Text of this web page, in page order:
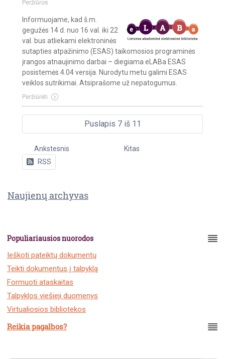
Peržiūros
Informuojame, kad š.m.
gegužės 14 d. nuo 16 val. iki 22
val. bus atliekami elektroninės
sutapties atpažinimo (ESAS) taikomosios programinės
įrangos atnaujinimo darbai – diegiama eLABa ESAS
posistemės 4.04 versija. Nurodytu metu galimi ESAS
veiklos sutrikimai. Atsiprašome už nepatogumus.
Peržiūrėti
Puslapis 7 iš 11
Ankstesnis
Kitas
RSS
Naujienų archyvas
Populiariausios nuorodos
Ieškoti pateiktų dokumentų
Teikti dokumentus į talpyklą
Formuoti ataskaitas
Talpyklos viešieji duomenys
Virtualiosios bibliotekos
Reikia pagalbos?